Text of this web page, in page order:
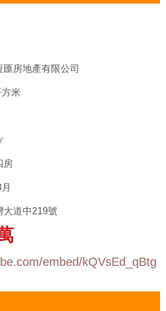
匯房地產有限公司
米
房
大道中219號
embed/kQVsEd_qBtg